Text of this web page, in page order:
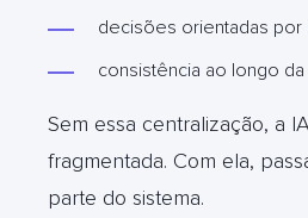
decisões orientadas por
consistência ao longo
Sem essa centralização, a
fragmentada. Com ela,
parte do sistema.